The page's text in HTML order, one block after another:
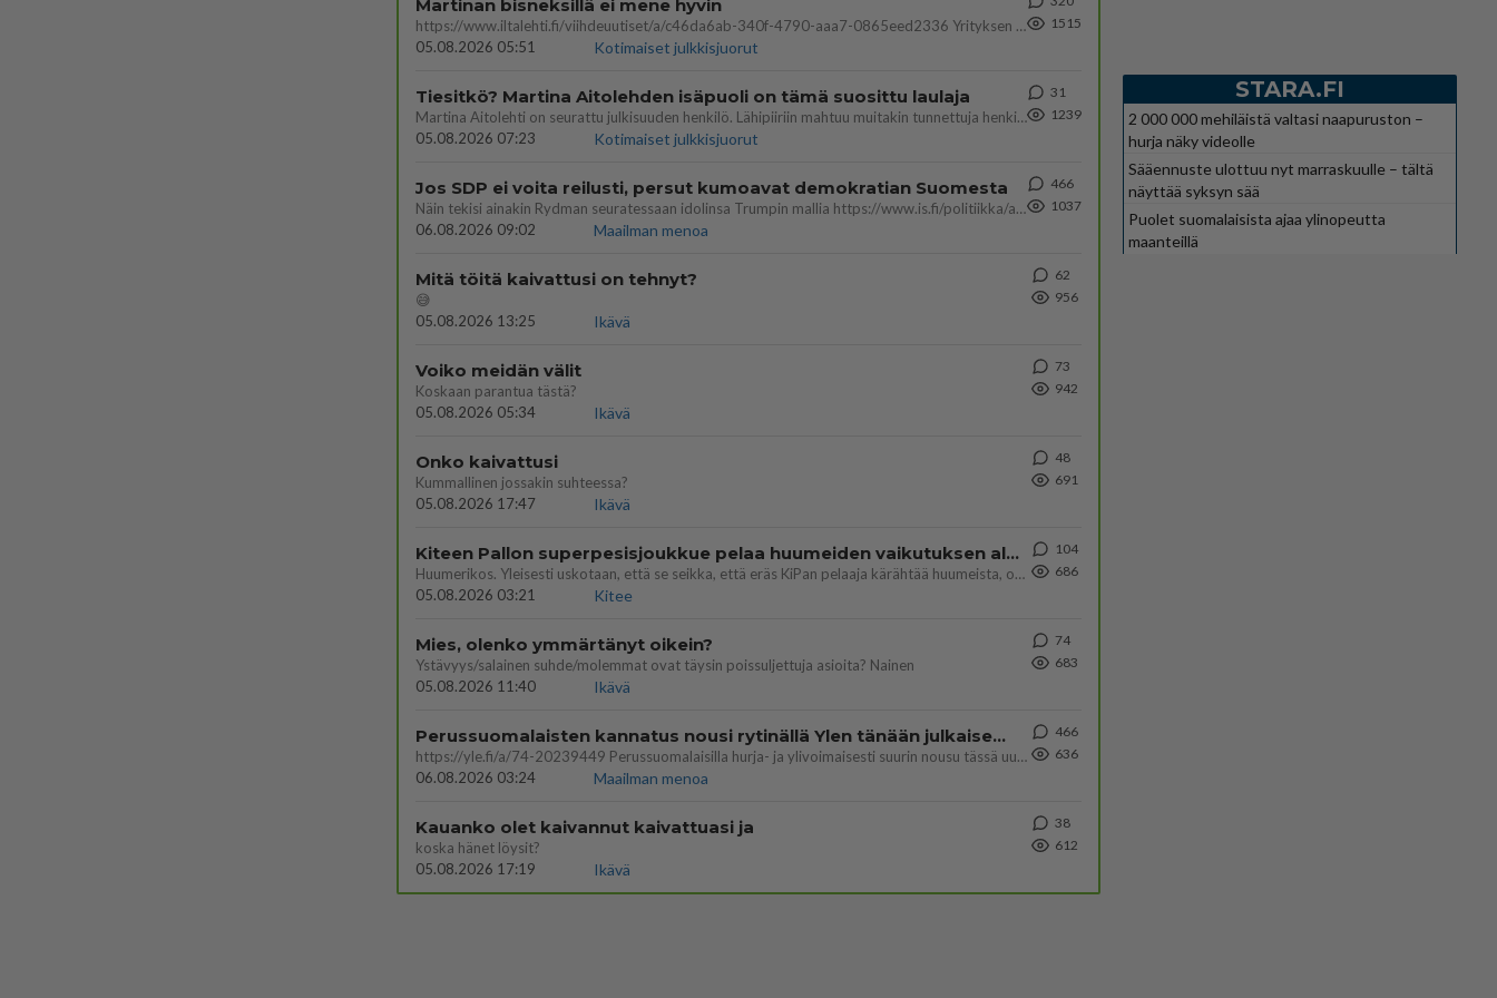
Martinan bisneksillä ei mene hyvin
https://www.iltalehti.fi/viihdeuutiset/a/c46da6ab-340f-4790-aaa7-0865eed2336 Yrityksen konkurssihakemus on tullut kärä
05.08.2026 05:51
Kotimaiset julkkisjuorut
1515
Tiesitkö? Martina Aitolehden isäpuoli on tämä suosittu laulaja
Martina Aitolehti on seurattu julkisuuden henkilö. Lähipiiriin mahtuu muitakin tunnettuja henkilöitä. Tiesitkö, että Ma
05.08.2026 07:23
Kotimaiset julkkisjuorut
31
1239
Jos SDP ei voita reilusti, persut kumoavat demokratian Suomesta
Näin tekisi ainakin Rydman seuratessaan idolinsa Trumpin mallia https://www.is.fi/politiikka/art-2000012187244.html
06.08.2026 09:02
Maailman menoa
466
1037
Mitä töitä kaivattusi on tehnyt?
😅
05.08.2026 13:25
Ikävä
62
956
Voiko meidän välit
Koskaan parantua tästä?
05.08.2026 05:34
Ikävä
73
942
Onko kaivattusi
Kummallinen jossakin suhteessa?
05.08.2026 17:47
Ikävä
48
691
Kiteen Pallon superpesisjoukkue pelaa huumeiden vaikutuksen alaisena
Huumerikos. Yleisesti uskotaan, että se seikka, että eräs KiPan pelaaja kärähtää huumeista, on vain jäävuoren huippu. M
05.08.2026 03:21
Kitee
104
686
Mies, olenko ymmärtänyt oikein?
Ystävyys/salainen suhde/molemmat ovat täysin poissuljettuja asioita? Nainen
05.08.2026 11:40
Ikävä
74
683
Perussuomalaisten kannatus nousi rytinällä Ylen tänään julkaisemassa tuoreimmassa gallup-kyselyssä.
https://yle.fi/a/74-20239449 Perussuomalaisilla hurja- ja ylivoimaisesti suurin nousu tässä uudessa Ylen gallupissa. Kyl
06.08.2026 03:24
Maailman menoa
466
636
Kauanko olet kaivannut kaivattuasi ja
koska hänet löysit?
05.08.2026 17:19
Ikävä
38
612
STARA.FI
2 000 000 mehiläistä valtasi naapuruston –
hurja näky videolle
Sääennuste ulottuu nyt marraskuulle – tältä
näyttää syksyn sää
Puolet suomalaisista ajaa ylinopeutta
maanteillä